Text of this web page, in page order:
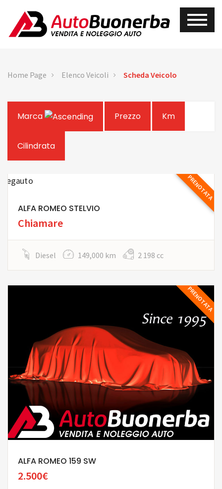
Home Page Elenco Veicoli Scheda Veicolo
Marca Prezzo Km
Cilindrata
PRENOTATA
ALFA ROMEO STELVIO
Chiamare
Diesel 149,000 km 2 198 cc
PRENOTATA
ALFA ROMEO 159 SW
2.500€